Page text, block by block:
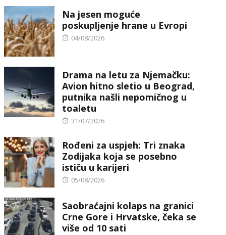
Na jesen moguće
poskupljenje hrane u Evropi
Posted
04/08/2026
Drama na letu za Njemačku:
Avion hitno sletio u Beograd,
putnika našli nepomičnog u
toaletu
Posted
31/07/2026
Rođeni za uspjeh: Tri znaka
Zodijaka koja se posebno
ističu u karijeri
Posted
05/08/2026
Saobraćajni kolaps na granici
Crne Gore i Hrvatske, čeka se
više od 10 sati